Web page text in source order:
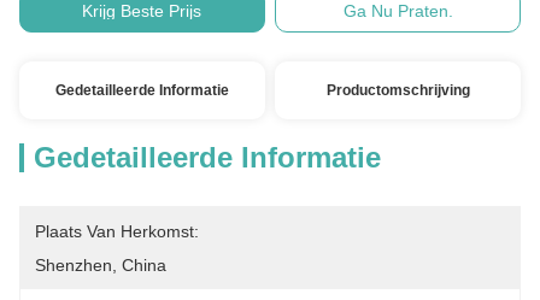
Krijg Beste Prijs Ga Nu Praten.
Gedetailleerde Informatie Productomschrijving
Gedetailleerde Informatie
Plaats Van Herkomst:
Shenzhen, China